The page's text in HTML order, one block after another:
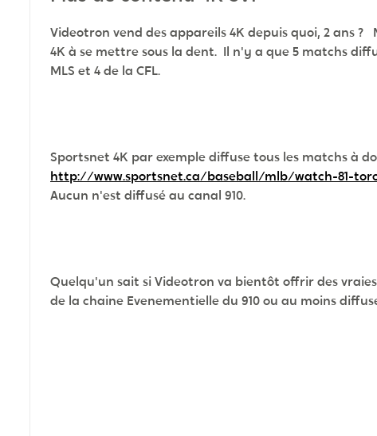
Videotron vend des appareils 4K depuis quoi, 2 ans
4K à se mettre sous la dent. Il n'y a que 5 matchs
MLS et 4 de la CFL.
Sportsnet 4K par exemple diffuse tous les matchs à
http://www.sportsnet.ca/baseball/mlb/watch-81-
Aucun n'est diffusé au canal 910.
Quelqu'un sait si Videotron va bientôt offrir des
de la chaine Evenementielle du 910 ou au moins